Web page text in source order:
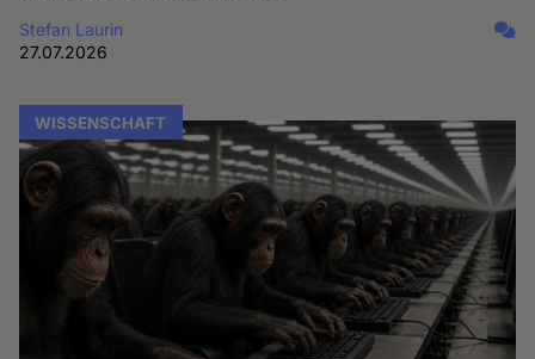
Stefan Laurin
27.07.2026
WISSENSCHAFT